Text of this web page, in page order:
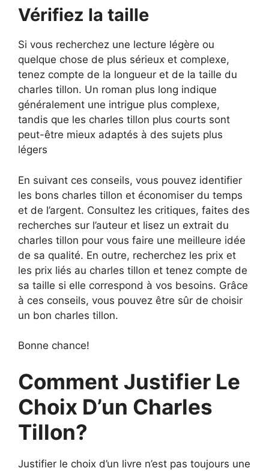
Vérifiez la taille
Si vous recherchez une lecture légère ou
quelque chose de plus sérieux et complexe,
tenez compte de la longueur et de la taille du
charles tillon. Un roman plus long indique
généralement une intrigue plus complexe,
tandis que les charles tillon plus courts sont
peut-être mieux adaptés à des sujets plus
légers
En suivant ces conseils, vous pouvez identifier
les bons charles tillon et économiser du temps
et de l’argent. Consultez les critiques, faites des
recherches sur l’auteur et lisez un extrait du
charles tillon pour vous faire une meilleure idée
de sa qualité. En outre, recherchez les prix et
les prix liés au charles tillon et tenez compte de
sa taille si elle correspond à vos besoins. Grâce
à ces conseils, vous pouvez être sûr de choisir
un bon charles tillon.
Bonne chance!
Comment Justifier Le
Choix D’un Charles
Tillon?
Justifier le choix d’un livre n’est pas toujours une